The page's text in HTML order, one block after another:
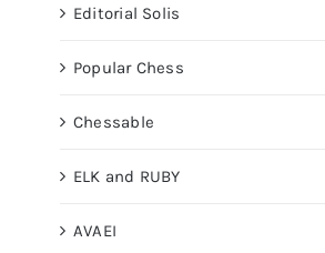
Editorial Solis
Popular Chess
Chessable
ELK and RUBY
AVAEI